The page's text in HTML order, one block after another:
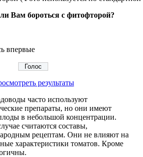
Вам бороться с фитофторой?
впервые
результаты
часто используют
препараты, но они имеют
в небольшой концентрации.
считаются составы,
рецептам. Они не влияют на
характеристики томатов. Кроме